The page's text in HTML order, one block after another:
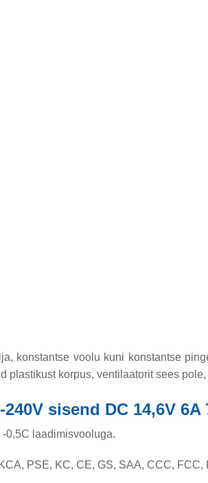
konstantse voolu kuni konstantse
plastikust korpus, ventilaatorit sees
sisend DC 14,6V
0,5C laadimisvooluga.
PSE, KC, CE, GS, SAA, CCC, FCC,